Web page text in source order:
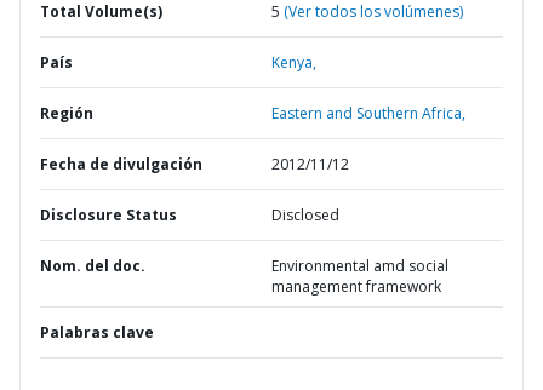
Total Volume(s) 5 (Ver todos los volúmenes)
País Kenya,
Región Eastern and Southern Africa,
Fecha de divulgación 2012/11/12
Disclosure Status Disclosed
Nom. del doc.
Environmental amd social
management framework
Palabras clave